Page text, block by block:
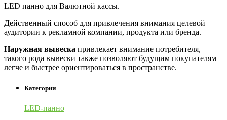
LED панно для Валютной кассы.
Действенный способ для привлечения внимания целевой
аудитории к рекламной компании, продукта или бренда.
Наружная вывеска привлекает внимание потребителя,
такого рода вывески также позволяют будущим покупателям
легче и быстрее ориентироваться в пространстве.
Категории
LED-панно